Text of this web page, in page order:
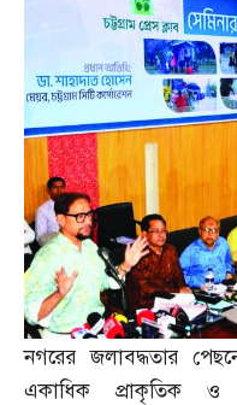
নগরের জলাবদ্ধতার
একাধিক প্রাকৃতিক ও